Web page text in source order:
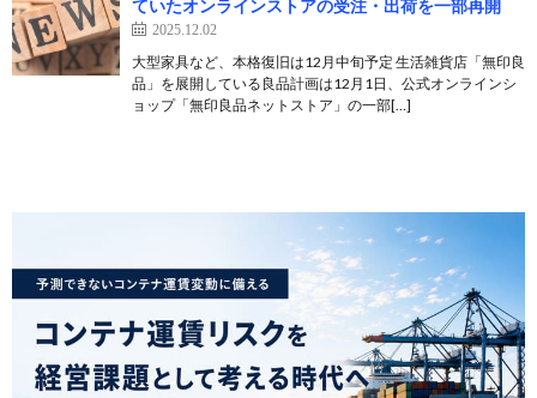
ていたオンラインストアの受注・出荷を一部再開
2025.12.02
大型家具など、本格復旧は12月中旬予定 生活雑貨店「無印良
品」を展開している良品計画は12月1日、公式オンラインシ
ョップ「無印良品ネットストア」の一部[…]